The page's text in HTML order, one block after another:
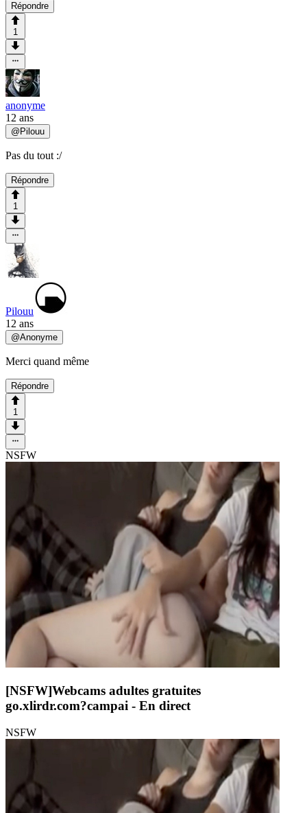
Répondre
1
anonyme
12 ans
@ Pilouu
Pas du tout :/
Répondre
1
Pilouu
12 ans
@Anonyme
Merci quand même
Répondre
1
NSFW
[NSFW]Webcams adultes gratuites
go.xlirdr.com?campai - En direct
NSFW